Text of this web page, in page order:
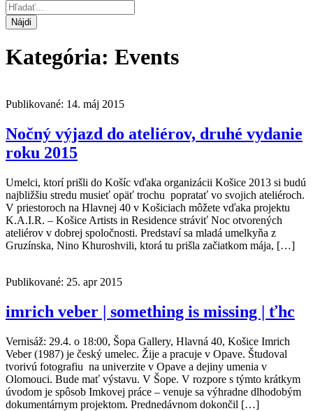
Kategória: Events
Publikované: 14. máj 2015
Nočný výjazd do ateliérov, druhé vydanie
roku 2015
Umelci, ktorí prišli do Košíc vďaka organizácii Košice 2013 si budú
najbližšiu stredu musieť opäť trochu popratať vo svojich ateliéroch.
V priestoroch na Hlavnej 40 v Košiciach môžete vďaka projektu
K.A.I.R. – Košice Artists in Residence stráviť Noc otvorených
ateliérov v dobrej spoločnosti. Predstaví sa mladá umelkyňa z
Gruzínska, Nino Khuroshvili, ktorá tu prišla začiatkom mája, […]
Publikované: 25. apr 2015
imrich veber | something is missing | ťhc
Vernisáž: 29.4. o 18:00, Šopa Gallery, Hlavná 40, Košice Imrich
Veber (1987) je český umelec. Žije a pracuje v Opave. Študoval
tvorivú fotografiu na univerzite v Opave a dejiny umenia v
Olomouci. Bude mať výstavu. V Šope. V rozpore s týmto krátkym
úvodom je spôsob Imkovej práce – venuje sa výhradne dlhodobým
dokumentárnym projektom. Prednedávnom dokončil […]